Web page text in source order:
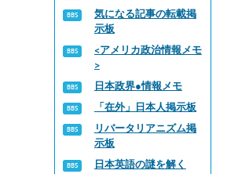
気になる記事の転載掲
示板
<アメリカ政治情報メモ
>
日本政界●情報メモ
「在外」日本人掲示板
リバータリアニズム掲
示板
日本英語の謎を解く